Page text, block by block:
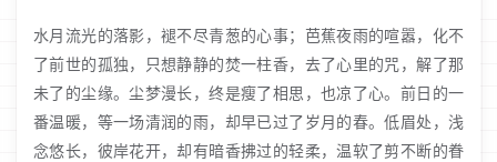
水月流光的落影，褪不尽青葱的心事；芭蕉夜雨的喧嚣，化不
了前世的孤独，只想静静的焚一柱香，去了心里的咒，解了那
未了的尘缘。尘梦漫长，终是瘦了相思，也凉了心。前日的一
番温暖，等一场清润的雨，却早已过了岁月的春。低眉处，浅
念悠长，彼岸花开，却有暗香拂过的轻柔，温软了剪不断的眷